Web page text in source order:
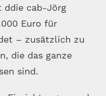
ddie cab-Jörg
Euro für
– zusätzlich zu
die das ganze
sind.